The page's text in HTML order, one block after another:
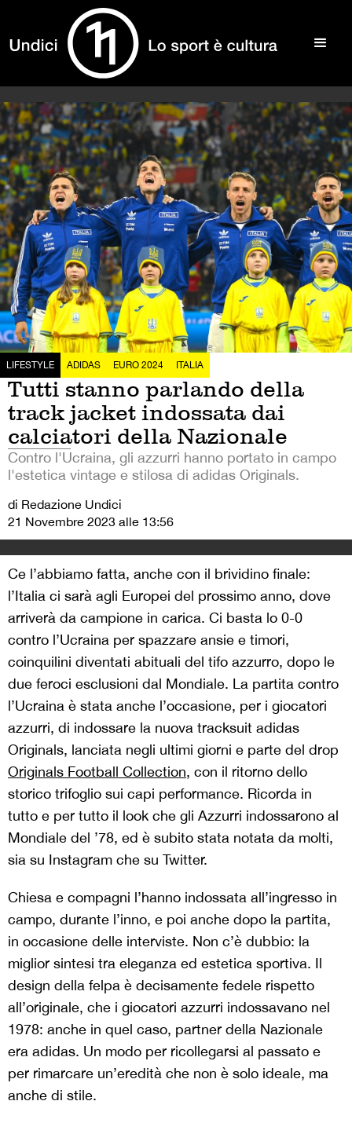
LIFESTYLE ADIDAS EURO 2024 ITALIA
Tutti stanno parlando della
track jacket indossata dai
calciatori della Nazionale
Contro l'Ucraina, gli azzurri hanno portato in campo
l'estetica vintage e stilosa di adidas Originals.
di Redazione Undici
21 Novembre 2023 alle 13:56
Ce l’abbiamo fatta, anche con il brividino finale:
l’Italia ci sarà agli Europei del prossimo anno, dove
arriverà da campione in carica. Ci basta lo 0-0
contro l’Ucraina per spazzare ansie e timori,
coinquilini diventati abituali del tifo azzurro, dopo le
due feroci esclusioni dal Mondiale. La partita contro
l’Ucraina è stata anche l’occasione, per i giocatori
azzurri, di indossare la nuova tracksuit adidas
Originals, lanciata negli ultimi giorni e parte del drop
Originals Football Collection, con il ritorno dello
storico trifoglio sui capi performance. Ricorda in
tutto e per tutto il look che gli Azzurri indossarono al
Mondiale del ’78, ed è subito stata notata da molti,
sia su Instagram che su Twitter.
Chiesa e compagni l’hanno indossata all’ingresso in
campo, durante l’inno, e poi anche dopo la partita,
in occasione delle interviste. Non c’è dubbio: la
miglior sintesi tra eleganza ed estetica sportiva. Il
design della felpa è decisamente fedele rispetto
all’originale, che i giocatori azzurri indossavano nel
1978: anche in quel caso, partner della Nazionale
era adidas. Un modo per ricollegarsi al passato e
per rimarcare un’eredità che non è solo ideale, ma
anche di stile.